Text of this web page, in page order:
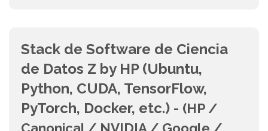
Stack de Software de Ciencia
de Datos Z by HP (Ubuntu,
Python, CUDA, TensorFlow,
PyTorch, Docker, etc.) - (HP /